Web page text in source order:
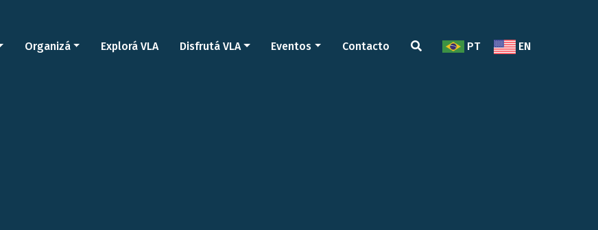
Organizá Explorá VLA Disfrutá VLA Eventos Contacto PT EN